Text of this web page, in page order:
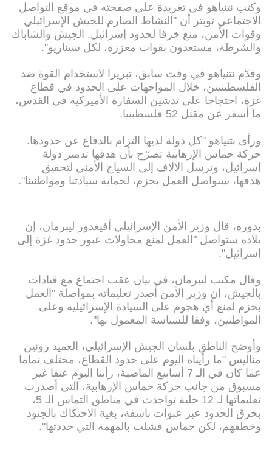
وكتب نتنياهو في تغريدة على صفحته في موقع التواصل
الاجتماعي تويتر أن "النشاط الصارم للجيش الإسرائيلي
وقوات الأمن، منع خرقا لحدود إسرائيل. الجيش والشاباك
والشرطة، مستعدون بقوات معززة، لكل سيناريو".
وقدّم نتنياهو في وقت سابق، تبريرا لاستخدام القوة ضد
الفلسطينيين، خلال المواجهات على الحدود في قطاع
غزة، احتجاجا على تدشين السفارة الأميركية في القدس،
ما أسفر عن مقتل 52 فلسطينيا.
ورأى نتنياهو "كل دولة لديها التزام بالدفاع عن حدودها.
حركة حماس الإرهابية تصرّح بأن هدفها تدمير دولة
إسرائيل، وترسل الآلاف إلى السياج الأمني لتحقيق
هدفها، سنواصل العمل بحزم، لحماية سيادتنا ومواطنينا".
بدوره، قال وزير الأمن الإسرائيلي أفيغدور ليبرمان، إن
بلاده ستواصل "العمل لمنع محاولات عبور حدود غزة إلى
إسرائيل".
وقال مكتب ليبرمان، في بيان عقب اجتماع مع قيادات
بالجيش، إن وزير الأمن أصدر تعليماته بمواصلة "العمل
بحزم لمنع أي هجوم على السيادة الإسرائيلية وعلى
المواطنين، وفقا للسياسة المعمول بها".
وأوضح الناطق بلسان الجيش الإسرائيلي، العميد رونين
مناليس "ما رأيناه اليوم على حدود القطاع، مختلف تماما
عما كان في الـ 7 أسابيع الماضية، رأينا اليوم عنفا غير
مسبوق من جانب حركة حماس الإرهابية، التي أصدرت
تعليماتها لـ 12 خلية تواجدت في مناطق التماس الـ 5،
بخرق الحدود عبر عبوات ناسفة، بغية الاحتكاك بالجنود
وخطفهم، لكن حماس فشلت بالمهمة التي حددتها".